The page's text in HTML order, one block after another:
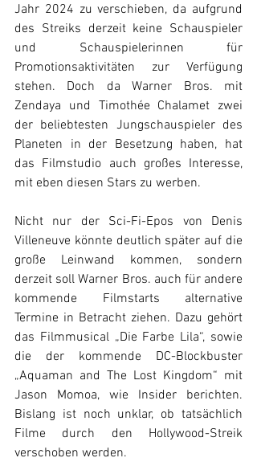
Jahr 2024 zu verschieben, da aufgrund
des Streiks derzeit keine Schauspieler
und Schauspielerinnen für
Promotionsaktivitäten zur Verfügung
stehen. Doch da Warner Bros. mit
Zendaya und Timothée Chalamet zwei
der beliebtesten Jungschauspieler des
Planeten in der Besetzung haben, hat
das Filmstudio auch großes Interesse,
mit eben diesen Stars zu werben.
Nicht nur der Sci-Fi-Epos von Denis
Villeneuve könnte deutlich später auf die
große Leinwand kommen, sondern
derzeit soll Warner Bros. auch für andere
kommende Filmstarts alternative
Termine in Betracht ziehen. Dazu gehört
das Filmmusical „Die Farbe Lila“, sowie
die der kommende DC-Blockbuster
„Aquaman and The Lost Kingdom“ mit
Jason Momoa, wie Insider berichten.
Bislang ist noch unklar, ob tatsächlich
Filme durch den Hollywood-Streik
verschoben werden.